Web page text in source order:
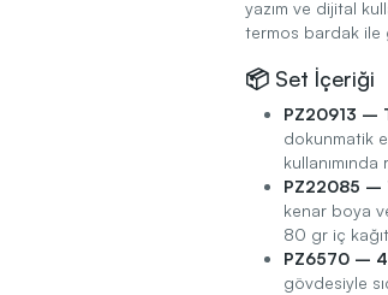
yazım ve dijital
termos bardak ile
📦 Set İçeriği
PZ20913 –
dokunmatik
PZ22085 –
kenar boya
80 gr iç
PZ6570 –
gövdesiyle